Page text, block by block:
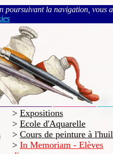
poursuivant la navigation, vous
> Expositions
> Ecole d'Aquarelle
> Cours de peinture à
> In Memoriam - Elèves